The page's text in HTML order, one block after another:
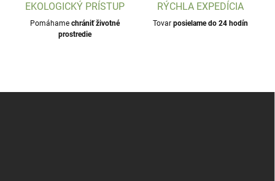
EKOLOGICKÝ PRÍSTUP
Pomáhame chrániť životné
prostredie
RÝCHLA EXPEDÍCIA
Tovar posielame do 24 hodín